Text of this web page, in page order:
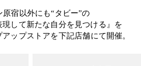
原宿​以外にも“タビー”の
現して新たな自分を見つける』を
ップストアを下記店舗にて開催。